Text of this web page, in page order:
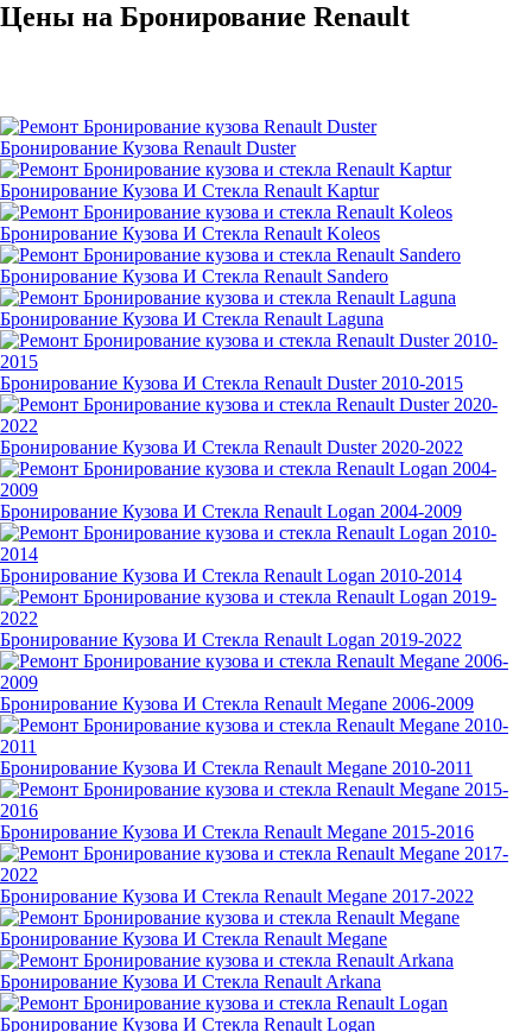
Цены на Бронирование Renault
Бронирование Кузова Renault Duster
Бронирование Кузова И Стекла Renault Kaptur
Бронирование Кузова И Стекла Renault Koleos
Бронирование Кузова И Стекла Renault Sandero
Бронирование Кузова И Стекла Renault Laguna
Бронирование Кузова И Стекла Renault Duster 2010-2015
Бронирование Кузова И Стекла Renault Duster 2020-2022
Бронирование Кузова И Стекла Renault Logan 2004-2009
Бронирование Кузова И Стекла Renault Logan 2010-2014
Бронирование Кузова И Стекла Renault Logan 2019-2022
Бронирование Кузова И Стекла Renault Megane 2006-2009
Бронирование Кузова И Стекла Renault Megane 2010-2011
Бронирование Кузова И Стекла Renault Megane 2015-2016
Бронирование Кузова И Стекла Renault Megane 2017-2022
Бронирование Кузова И Стекла Renault Megane
Бронирование Кузова И Стекла Renault Arkana
Бронирование Кузова И Стекла Renault Logan